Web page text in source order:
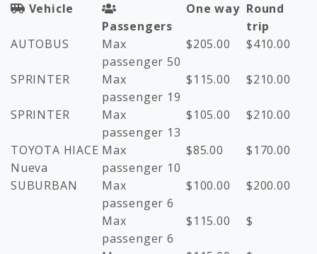
Vehicle
Passengers
One way Round
trip
AUTOBUS
Max
passenger 50
$205.00 $410.00
SPRINTER
Max
passenger 19
$115.00 $210.00
SPRINTER
Max
passenger 13
$105.00 $210.00
TOYOTA HIACE
Nueva
Max
passenger 10
$85.00 $170.00
SUBURBAN
Max
passenger 6
$100.00 $200.00
Max
passenger 6
$115.00 $